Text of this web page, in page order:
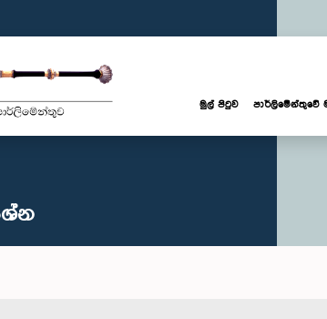
මුල් පිටුව පාර්ලි‌මේන්තුවේ